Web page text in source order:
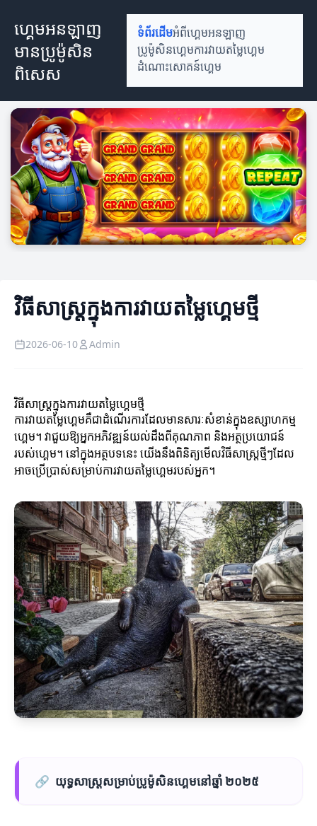
ហ្គេមអនឡាញ
មានប្រូម៉ូសិន
ពិសេស
ទំព័រដើមអំពីហ្គេមអនឡាញ
ប្រូម៉ូសិនហ្គេមការវាយតម្លៃហ្គេម
ដំណោះសោគន៍ហ្គេម
វិធីសាស្ត្រក្នុងការវាយតម្លៃហ្គេមថ្មី
2026-06-10 Admin
វិធីសាស្ត្រក្នុងការវាយតម្លៃហ្គេមថ្មី
ការវាយតម្លៃហ្គេមគឺជាដំណើរការដែលមានសារៈសំខាន់ក្នុងឧស្សាហកម្ម
ហ្គេម។ វាជួយឱ្យអ្នកអភិវឌ្ឍន៍យល់ដឹងពីគុណភាព និងអត្ថប្រយោជន៍
របស់ហ្គេម។ នៅក្នុងអត្ថបទនេះ យើងនឹងពិនិត្យមើលវិធីសាស្ត្រថ្មីៗដែល
អាចប្រើប្រាស់សម្រាប់ការវាយតម្លៃហ្គេមរបស់អ្នក។
🔗 យុទ្ធសាស្ត្រសម្រាប់ប្រូម៉ូសិនហ្គេមនៅឆ្នាំ ២០២៥